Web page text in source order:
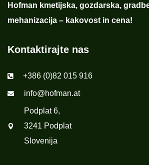
Hofman kmetijska, gozdarska,
mehanizacija – kakovost in cena!
Kontaktirajte nas
+386 (0)82 015 916
info@hofman.at
Podplat 6,
3241 Podplat
Slovenija